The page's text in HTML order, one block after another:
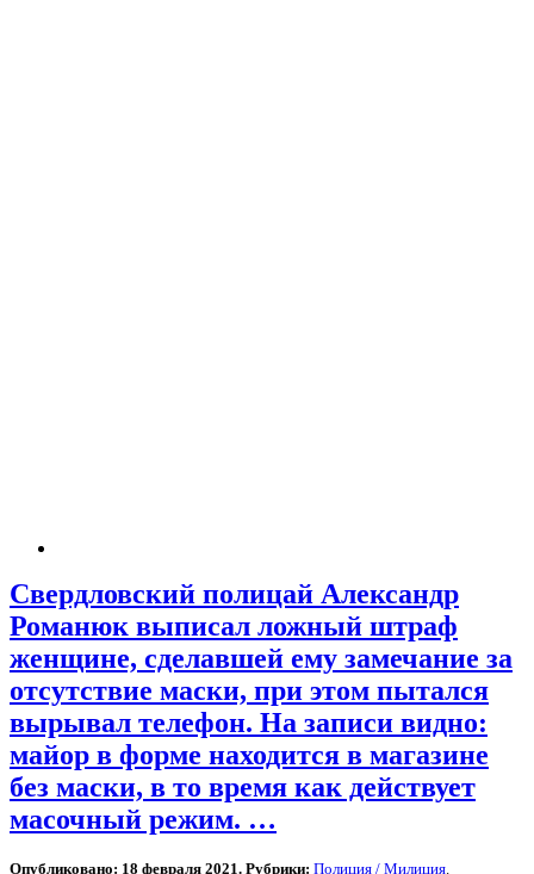
Свердловский полицай Александр
Романюк выписал ложный штраф
женщине, сделавшей ему замечание за
отсутствие маски, при этом пытался
вырывал телефон. На записи видно:
майор в форме находится в магазине
без маски, в то время как действует
масочный режим. …
Опубликовано: 18 февраля 2021. Рубрики: Полиция / Милиция